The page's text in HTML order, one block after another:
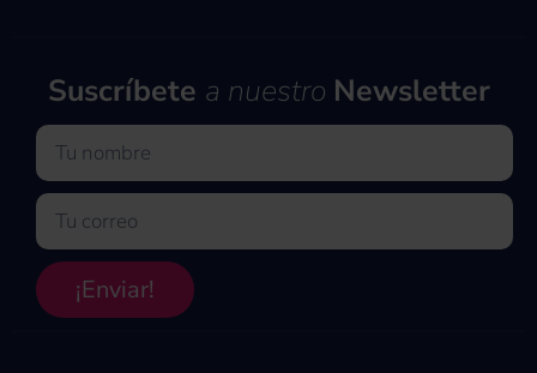
Suscríbete a nuestro Newsletter
Nombre
Email
¡Enviar!